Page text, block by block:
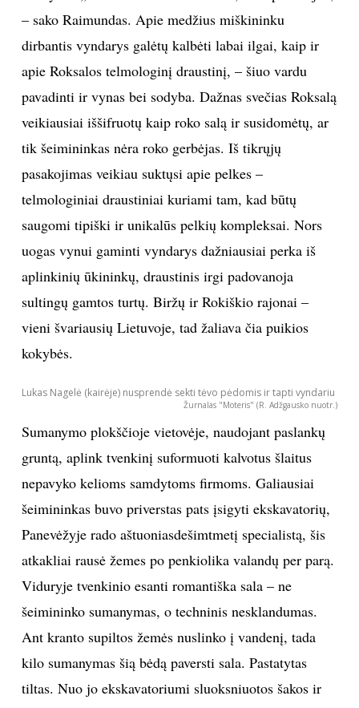
– sako Raimundas. Apie medžius miškininku
dirbantis vyndarys galėtų kalbėti labai ilgai, kaip ir
apie Roksalos telmologinį draustinį, – šiuo vardu
pavadinti ir vynas bei sodyba. Dažnas svečias Roksalą
veikiausiai iššifruotų kaip roko salą ir susidomėtų, ar
tik šeimininkas nėra roko gerbėjas. Iš tikrųjų
pasakojimas veikiau suktųsi apie pelkes –
telmologiniai draustiniai kuriami tam, kad būtų
saugomi tipiški ir unikalūs pelkių kompleksai. Nors
uogas vynui gaminti vyndarys dažniausiai perka iš
aplinkinių ūkininkų, draustinis irgi padovanoja
sultingų gamtos turtų. Biržų ir Rokiškio rajonai –
vieni švariausių Lietuvoje, tad žaliava čia puikios
kokybės.
Žurnalas "Moteris" (R. Adžgausko nuotr.)
Sumanymo plokščioje vietovėje, naudojant paslankų
gruntą, aplink tvenkinį suformuoti kalvotus šlaitus
nepavyko kelioms samdytoms firmoms. Galiausiai